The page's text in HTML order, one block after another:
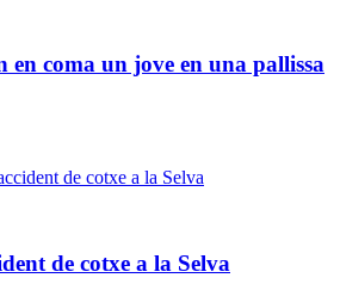
en coma un jove en una pallissa
de cotxe a la Selva